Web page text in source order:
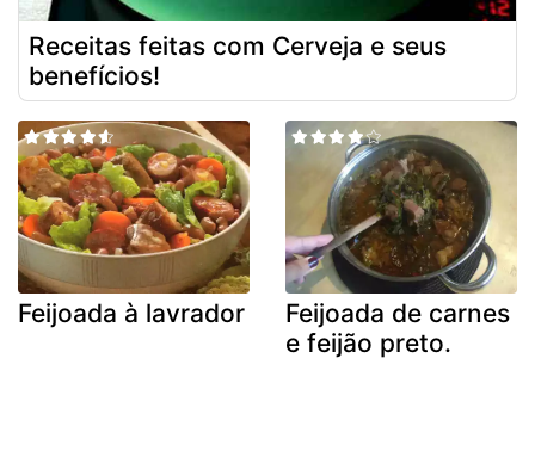
Receitas feitas com Cerveja e seus
benefícios!
Feijoada à lavrador
Feijoada de carnes
e feijão preto.